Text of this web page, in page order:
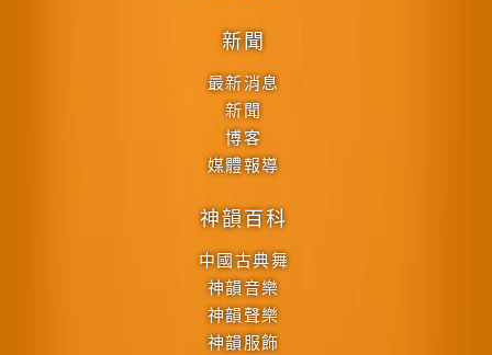
新聞
最新消息
新聞
博客
媒體報導
神韻百科
中國古典舞
神韻音樂
神韻聲樂
神韻服飾